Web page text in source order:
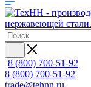
8 (800) 700-51-92
8 (800) 700-51-92
trade@tehnn.ru